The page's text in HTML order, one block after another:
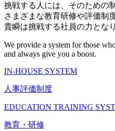
挑戦する人には、そのための
さまざまな教育研修や評価制
貴瞬は挑戦する社員の力とな
We provide a system for those
and always give you a boost.
IN-HOUSE SYSTEM
人事評価制度
EDUCATION TRAINING
教育・研修